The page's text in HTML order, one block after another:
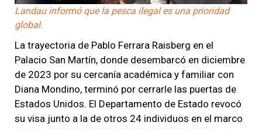
Landau informó que la pesca ilegal es una prioridad
global.
La trayectoria de Pablo Ferrara Raisberg en el
Palacio San Martín, donde desembarcó en diciembre
de 2023 por su cercanía académica y familiar con
Diana Mondino, terminó por cerrarle las puertas de
Estados Unidos. El Departamento de Estado revocó
su visa junto a la de otros 24 individuos en el marco